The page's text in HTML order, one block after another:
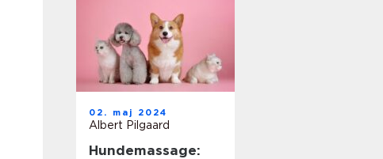
02. maj 2024
Albert Pilgaard
Hundemassage: